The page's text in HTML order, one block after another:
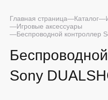
Главная страница Каталог
Игровые аксессуары
Беспроводной контроллер
Sony